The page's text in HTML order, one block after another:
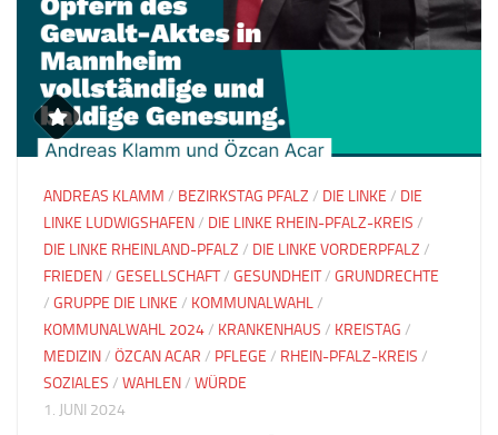
ANDREAS KLAMM / BEZIRKSTAG PFALZ / DIE LINKE / DIE
LINKE LUDWIGSHAFEN/ DIE LINKE RHEIN-PFALZ-KREIS /
DIE LINKE RHEINLAND-PFALZ / DIE LINKE VORDERPFALZ /
FRIEDEN/ GESELLSCHAFT/ GESUNDHEIT/ GRUNDRECHTE
/ GRUPPE DIE LINKE / KOMMUNALWAHL/
KOMMUNALWAHL 2024/ KRANKENHAUS / KREISTAG /
MEDIZIN/ ÖZCAN ACAR / PFLEGE / RHEIN-PFALZ-KREIS /
SOZIALES / WAHLEN/ WÜRDE
1. JUNI 2024